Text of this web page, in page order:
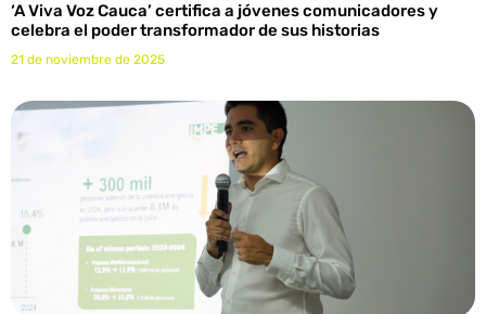
‘A Viva Voz Cauca’ certifica a jóvenes comunicadores y
celebra el poder transformador de sus historias
21 de noviembre de 2025